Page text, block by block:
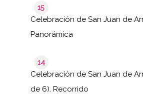
15
Celebración de San Juan de Arriaga (6 de 6).
Panorámica
14
Celebración de San Juan de Arriaga, 1985 (2
de 6). Recorrido